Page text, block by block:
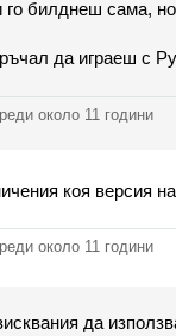
билднеш сама,
да играеш с
около 11 години
коя версия
около 11 години
да